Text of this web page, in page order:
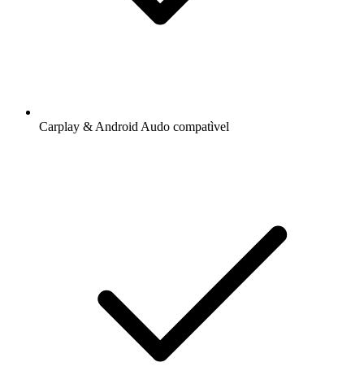
Carplay & Android Audo compatìvel